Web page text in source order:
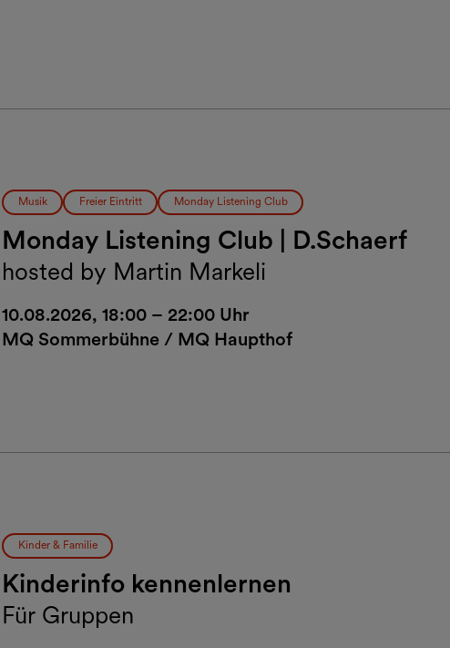
Musik Freier Eintritt Monday Listening Club
Monday Listening Club | D.Schaerf
hosted by Martin Markeli
10.08.2026, 18:00 – 22:00 Uhr
MQ Sommerbühne / MQ Haupthof
Kinder & Familie
Kinderinfo kennenlernen
Für Gruppen